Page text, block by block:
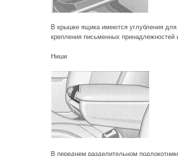
В крышке ящика имеются углубления
крепления письменных принадлежностей
Ниши
В переднем разделительном